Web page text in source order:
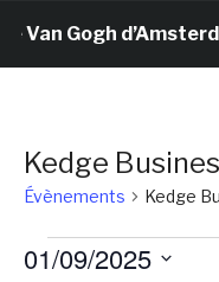
Van Gogh
Kedge
Évènements Kedge
Évènements
01/09/2025